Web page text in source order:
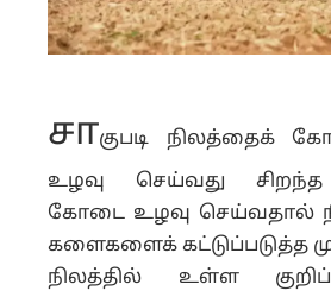
சாகுபடி நிலத்தைக்
உழவு செய்வது சிறந்த
கோடை உழவு செய்வதால்
களைகளைக் கட்டுப்படுத்த
நிலத்தில் உள்ள